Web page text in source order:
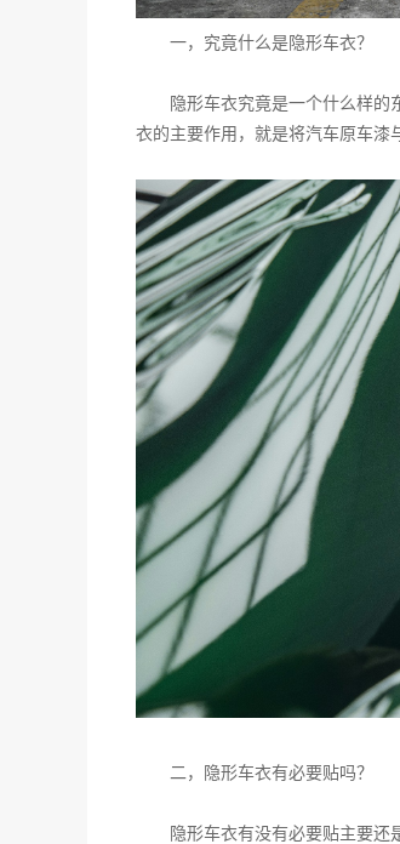
一，究竟什么是隐形车衣？
隐形车衣究竟是一个什么样
衣的主要作用，就是将汽车原车漆
二，隐形车衣有必要贴吗？
隐形车衣有没有必要贴主要